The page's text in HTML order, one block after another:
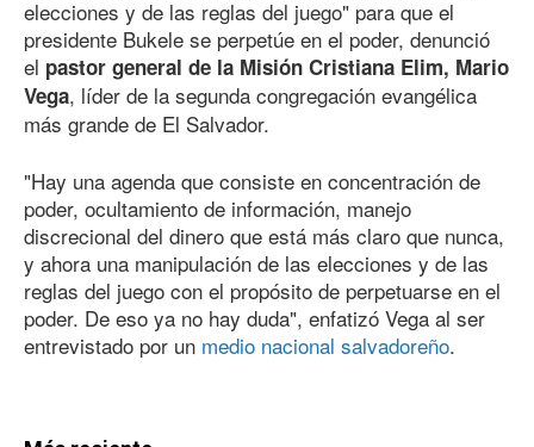
elecciones y de las reglas del juego" para que el
presidente Bukele se perpetúe en el poder, denunció
el pastor general de la Misión Cristiana Elim, Mario
Vega, líder de la segunda congregación evangélica
más grande de El Salvador.
"Hay una agenda que consiste en concentración de
poder, ocultamiento de información, manejo
discrecional del dinero que está más claro que nunca,
y ahora una manipulación de las elecciones y de las
reglas del juego con el propósito de perpetuarse en el
poder. De eso ya no hay duda", enfatizó Vega al ser
entrevistado por un medio nacional salvadoreño.